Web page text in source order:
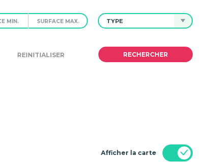
TYPE
Afficher la carte